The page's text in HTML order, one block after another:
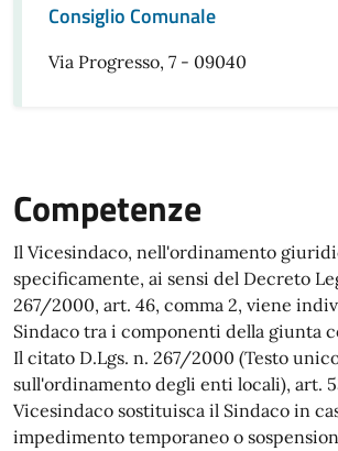
Consiglio Comunale
Via Progresso, 7 - 09040
Competenze
Il Vicesindaco, nell'ordinamento
specificamente, ai sensi del Decreto
267/2000, art. 46, comma 2, viene
Sindaco tra i componenti della giunta
Il citato D.Lgs. n. 267/2000 (Testo
sull'ordinamento degli enti locali), art.
Vicesindaco sostituisca il Sindaco in
impedimento temporaneo o